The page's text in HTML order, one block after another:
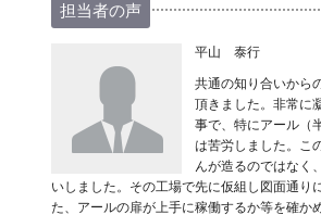
担当者の声
平山 泰行
共通の知り合いから
頂きました。非常に
事で、特にアール（
は苦労しました。こ
んが造るのではなく
いしました。その工場で先に仮組し図面通り
た、アールの扉が上手に稼働するか等を確か